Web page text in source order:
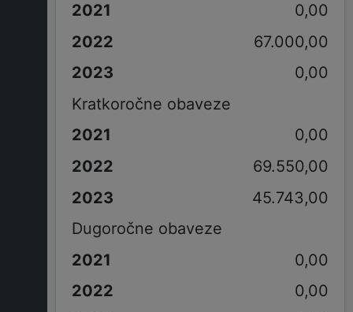
0,00
67.000,00
0,00
Kratkoročne obaveze
0,00
69.550,00
45.743,00
Dugoročne obaveze
0,00
0,00